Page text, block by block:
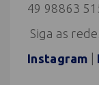
49 98863
Siga as
Instagram